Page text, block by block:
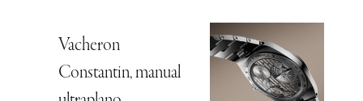
Vacheron
Constantin, manual